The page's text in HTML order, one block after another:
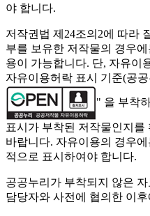
야 합니다.
저작권법 제24조의2에 따라
부를 보유한 저작물의 경우
용이 가능합니다. 단, 자유이
자유이용허락 표시 기준(공
" 을 부착
표시가 부착된 저작물인지를
바랍니다. 자유이용의 경우
적으로 표시하여야 합니다.
공공누리가 부착되지 않은
담당자와 사전에 협의한 이